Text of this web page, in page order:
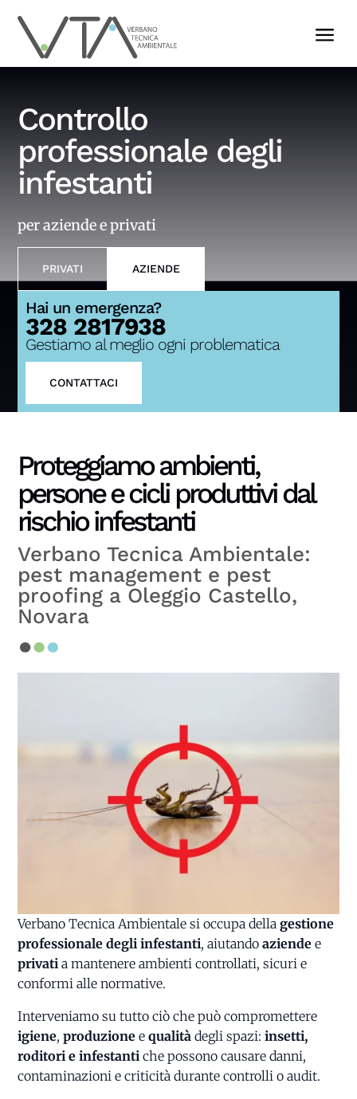
a
Controllo
professionale degli
infestanti
per aziende e privati
PRIVATI AZIENDE
Hai un emergenza?
328 2817938
Gestiamo al meglio ogni problematica
CONTATTACI
Proteggiamo ambienti,
persone e cicli produttivi dal
rischio infestanti
Verbano Tecnica Ambientale:
pest management e pest
proofing a Oleggio Castello,
Novara
Verbano Tecnica Ambientale si occupa dellagestione
professionale degli infestanti, aiutandoaziende e
privati a mantenere ambienti controllati, sicuri e
conformi alle normative.
Interveniamo su tutto ciò che può compromettere
igiene,produzione equalitàdegli spazi:insetti,
roditori e infestanti che possono causare danni,
contaminazioni e criticità durante controlli o audit.